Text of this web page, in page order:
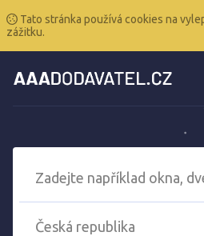
Tato stránka používá cookies na
zážitku.